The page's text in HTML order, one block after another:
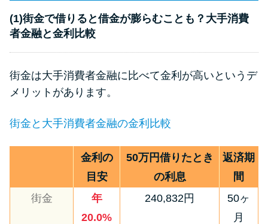
(1)街金で借りると借金が膨らむことも？大手消費
者金融と金利比較
街金は大手消費者金融に比べて金利が高いというデ
メリットがあります。
街金と大手消費者金融の金利比較
金利の
目安
50万円借りたとき
の利息
返済期
間
街金
年
20.0%
240,832円
50ヶ
月